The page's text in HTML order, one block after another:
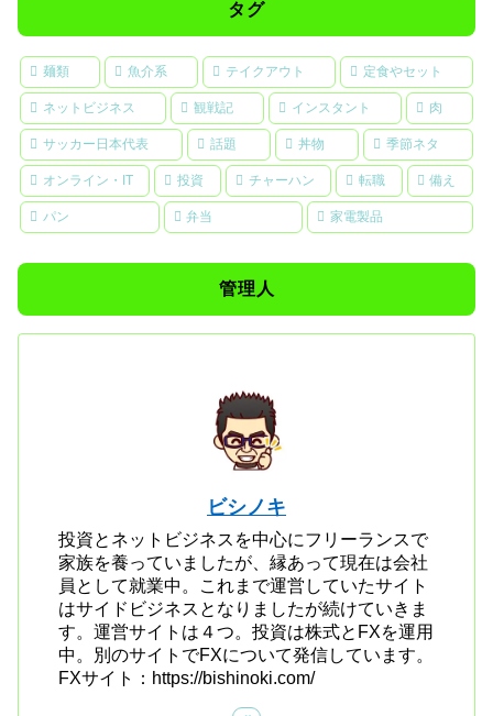
タグ
麺類 魚介系 テイクアウト 定食やセット
ネットビジネス 観戦記 インスタント 肉
サッカー日本代表 話題 丼物 季節ネタ
オンライン・IT 投資 チャーハン 転職 備え
パン 弁当 家電製品
管理人
ビシノキ
投資とネットビジネスを中心にフリーランスで
家族を養っていましたが、縁あって現在は会社
員として就業中。これまで運営していたサイト
はサイドビジネスとなりましたが続けていきま
す。運営サイトは４つ。投資は株式とFXを運用
中。別のサイトでFXについて発信しています。
FXサイト：https://bishinoki.com/